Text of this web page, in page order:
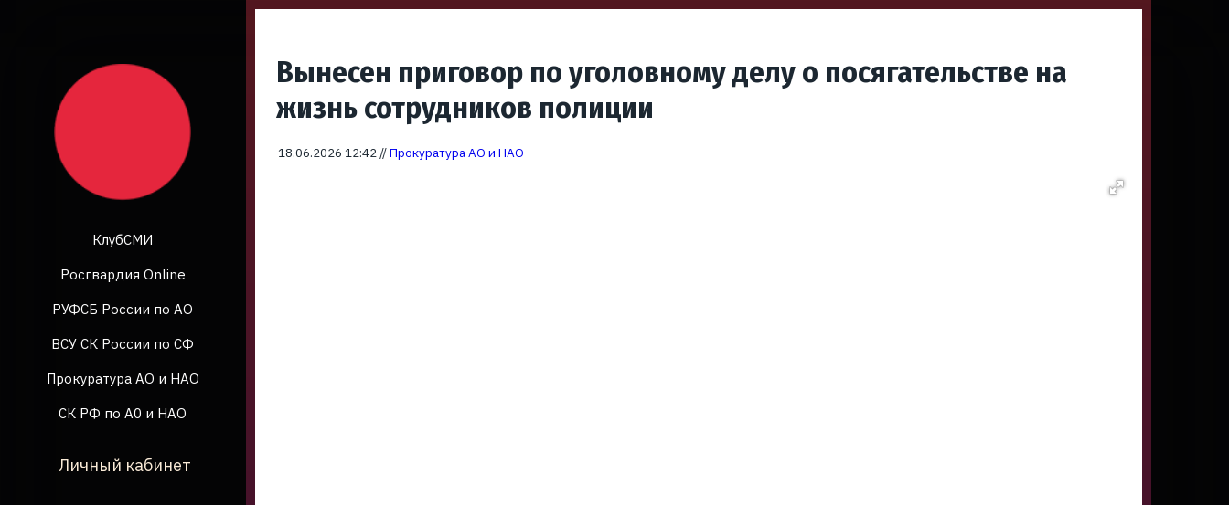
КлубСМИ
Росгвардия Online
РУФСБ России по АО
ВСУ СК России по СФ
Прокуратура АО и НАО
СК РФ по А0 и НАО
Личный кабинет
Вынесен приговор по уголовному делу о посягательстве на
жизнь сотрудников полиции
18.06.2026 12:42 //Прокуратура АО и НАО